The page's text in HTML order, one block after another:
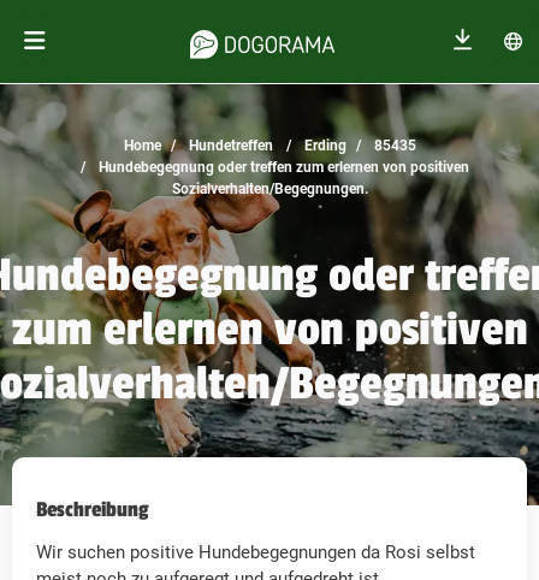
Home Hundetreffen Erding
85435
Hundebegegnung oder treffen zum erlernen von positiven
Sozialverhalten/Begegnungen.
oder
zum erlernen von positiven
Beschreibung
Wir suchen positive Hundebegegnungen da Rosi selbst